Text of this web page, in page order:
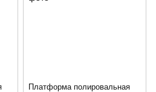
Платформа полировальная